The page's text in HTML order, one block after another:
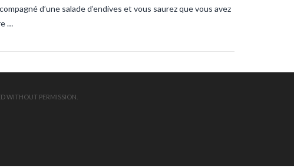
d’une salade d’endives et vous saurez que vous avez
…
WITHOUT PERMISSION.